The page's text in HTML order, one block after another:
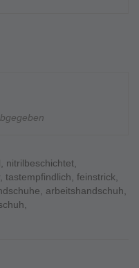
, nitrilbeschichtet,
, tastempfindlich, feinstrick,
, arbeitshandschuh,
,